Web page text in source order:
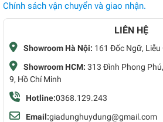
Chính sách vận chuyển và giao nhận.
LIÊN HỆ
Showroom Hà Nội: 161 Đốc Ngữ, Liễu
Showroom HCM: 313 Đình Phong
9, Hồ Chí Minh
Hotline:0368.129.243
Email:giadunghuydung@gmail.com